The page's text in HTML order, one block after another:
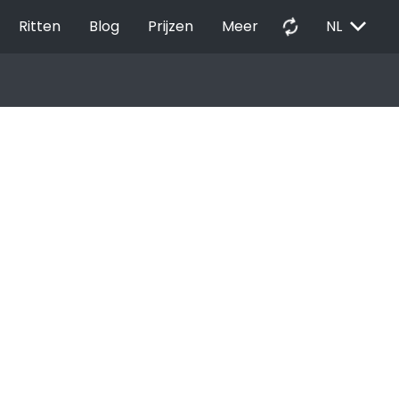
Ritten Blog Prijzen Meer autorenew NL EXPAND_MORE